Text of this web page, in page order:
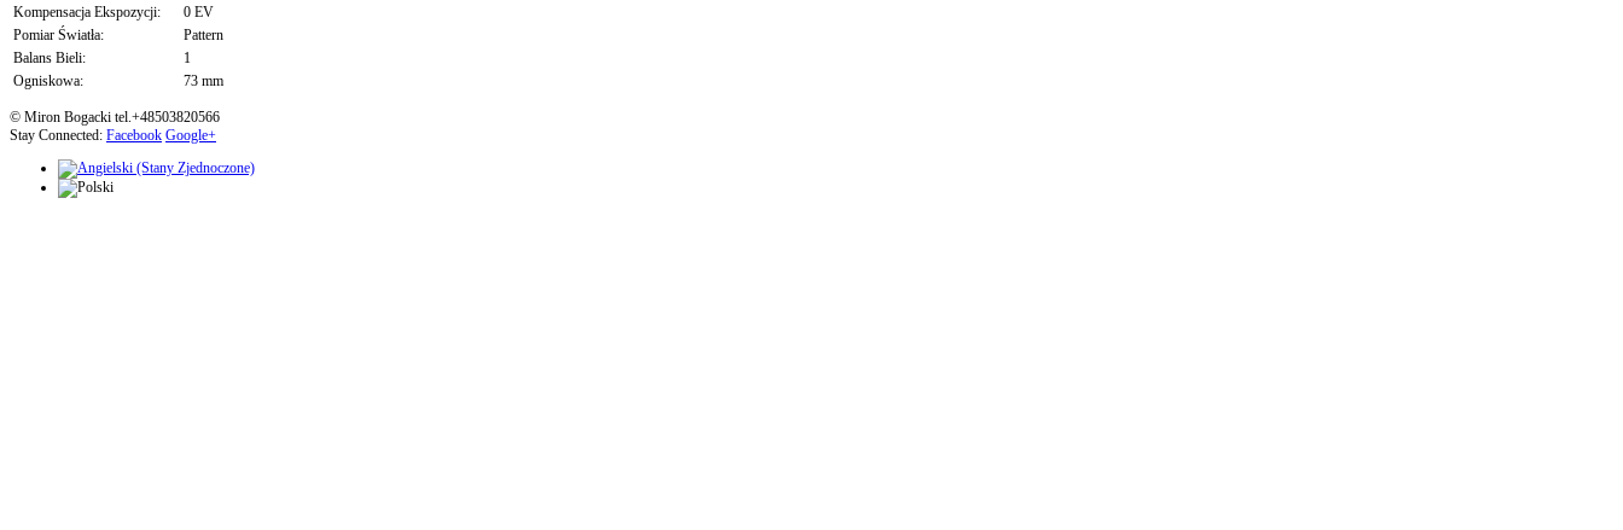
Kompensacja Ekspozycji:
0 EV
Pomiar Światła:
Pattern
Balans Bieli:
1
Ogniskowa:
73 mm
© Miron Bogacki tel.+48503820566
Stay Connected: Facebook Google+